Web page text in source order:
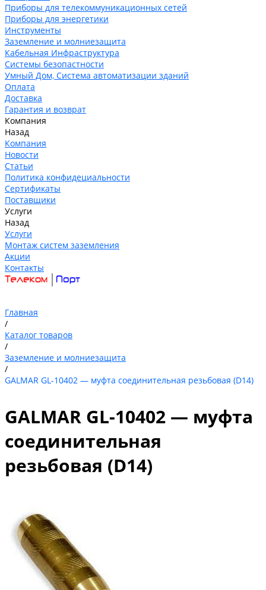
Приборы для телекоммуникационных сетей
Приборы для энергетики
Инструменты
Заземление и молниезащита
Кабельная Инфраструктура
Системы безопастности
Умный Дом, Система автоматизации зданий
Оплата
Доставка
Гарантия и возврат
Компания
Назад
Компания
Новости
Статьи
Политика конфидециальности
Сертификаты
Поставщики
Услуги
Назад
Услуги
Монтаж систем заземления
Акции
Контакты
Главная
/
Каталог товаров
/
Заземление и молниезащита
/
GALMAR GL-10402 — муфта соединительная резьбовая (D14)
GALMAR GL-10402 — муфта
соединительная
резьбовая (D14)